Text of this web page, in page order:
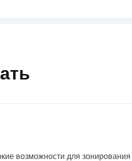
возможности для